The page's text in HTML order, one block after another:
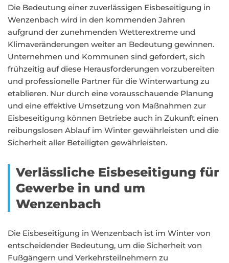
Die Bedeutung einer zuverlässigen Eisbeseitigung in
Wenzenbach wird in den kommenden Jahren
aufgrund der zunehmenden Wetterextreme und
Klimaveränderungen weiter an Bedeutung gewinnen.
Unternehmen und Kommunen sind gefordert, sich
frühzeitig auf diese Herausforderungen vorzubereiten
und professionelle Partner für die Winterwartung zu
etablieren. Nur durch eine vorausschauende Planung
und eine effektive Umsetzung von Maßnahmen zur
Eisbeseitigung können Betriebe auch in Zukunft einen
reibungslosen Ablauf im Winter gewährleisten und die
Sicherheit aller Beteiligten gewährleisten.
Verlässliche Eisbeseitigung für
Gewerbe in und um
Wenzenbach
Die Eisbeseitigung in Wenzenbach ist im Winter von
entscheidender Bedeutung, um die Sicherheit von
Fußgängern und Verkehrsteilnehmern zu